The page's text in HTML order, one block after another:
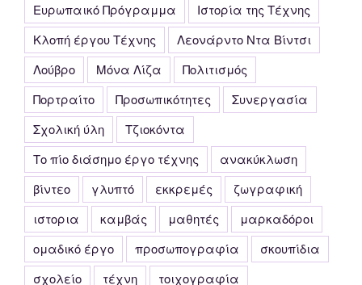
Ευρωπαικό Πρόγραμμα
Ιστορία της Τέχνης
Κλοπή έργου Τέχνης
Λεονάρντο Ντα Βίντσι
Λούβρο
Μόνα Λίζα
Πολιτισμός
Πορτραίτο
Προσωπικότητες
Συνεργασία
Σχολική ύλη
Τζιοκόντα
Το πίο διάσημο έργο τέχνης
ανακύκλωση
βίντεο
γλυπτό εκκρεμές
ζωγραφική
ιστορια
καμβάς μαθητές
μαρκαδόροι
ομαδικό έργο
προσωπογραφία
σκουπίδια
σχολείο
τέχνη τοιχογραφία